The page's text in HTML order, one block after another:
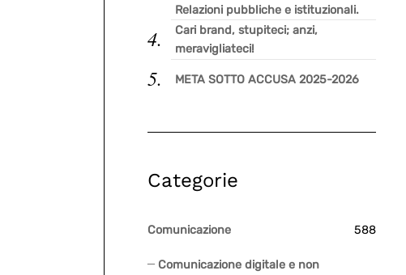
Relazioni pubbliche e istituzionali.
Cari brand, stupiteci; anzi,
meravigliateci!
META SOTTO ACCUSA 2025-2026
Categorie
Comunicazione 588
Comunicazione digitale e non